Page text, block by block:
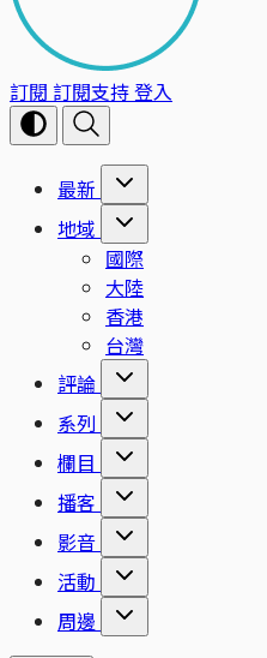
訂閱 訂閱支持登入
最新
地域
國際
大陸
香港
台灣
評論
系列
欄目
播客
影音
活動
周邊